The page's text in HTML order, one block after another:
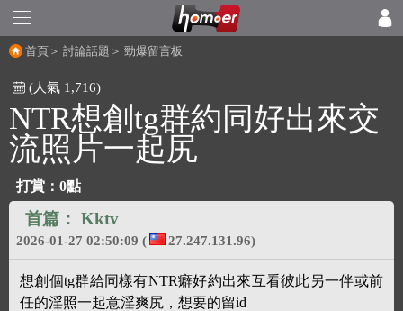
首頁 ＞ 討論話題 ＞ 勁爆留言板
(人氣 1,716)
NTR想創tg群約同好出來交
流照片一起尻
打賞： 0點
首篇： Kktv
2026-01-27 02:50:09 ( 27.247.131.96)
想創個tg群給同樣有NTR癖好約出來互看彼此另一伴或前
任的淫照一起意淫爽尻，想要的留id